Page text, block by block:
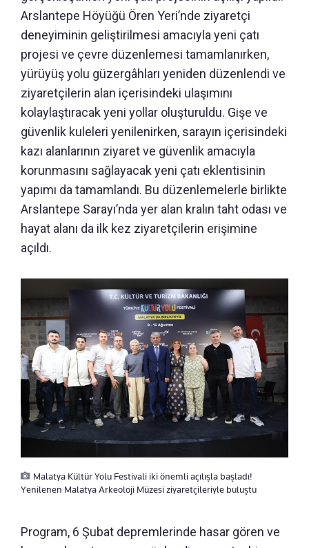
Arslantepe Höyüğü Ören Yeri’nde ziyaretçi
deneyiminin geliştirilmesi amacıyla yeni çatı
projesi ve çevre düzenlemesi tamamlanırken,
yürüyüş yolu güzergâhları yeniden düzenlendi ve
ziyaretçilerin alan içerisindeki ulaşımını
kolaylaştıracak yeni yollar oluşturuldu. Gişe ve
güvenlik kuleleri yenilenirken, sarayın içerisindeki
kazı alanlarının ziyaret ve güvenlik amacıyla
korunmasını sağlayacak yeni çatı eklentisinin
yapımı da tamamlandı. Bu düzenlemelerle birlikte
Arslantepe Sarayı’nda yer alan kralın taht odası ve
hayat alanı da ilk kez ziyaretçilerin erişimine
açıldı.
Malatya Kültür Yolu Festivali iki önemli açılışla başladı!
Yenilenen Malatya Arkeoloji Müzesi ziyaretçileriyle buluştu
Program, 6 Şubat depremlerinde hasar gören ve